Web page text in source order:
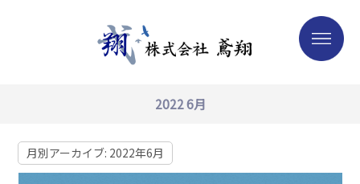
2022 6月
月別アーカイブ: 2022年6月